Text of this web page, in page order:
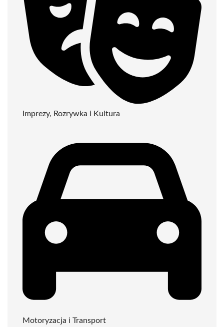
Imprezy, Rozrywka i Kultura
Motoryzacja i Transport